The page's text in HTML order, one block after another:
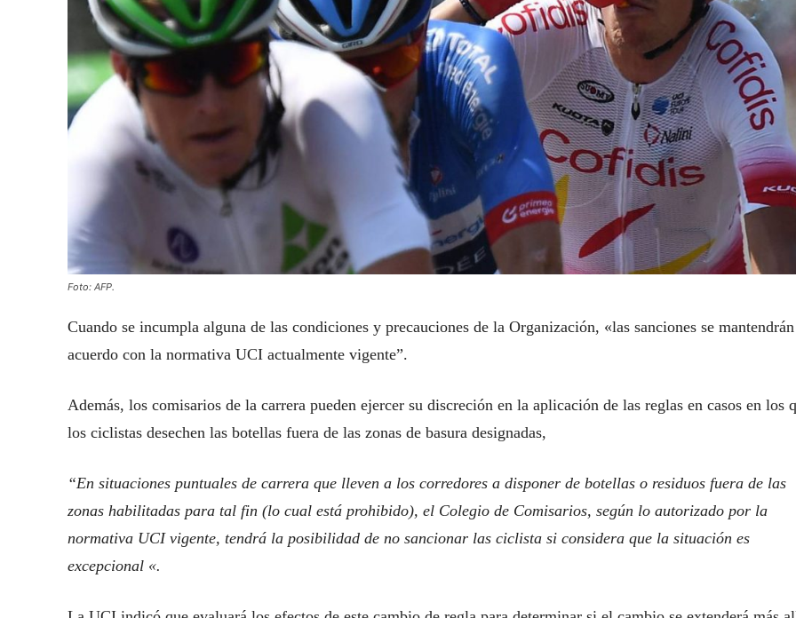
Foto: AFP.
Cuando se incumpla alguna de las condiciones y precauciones de la Organización, «las sanciones se
acuerdo con la normativa UCI actualmente vigente”.
Además, los comisarios de la carrera pueden ejercer su discreción en la aplicación de las reglas en casos en los
los ciclistas desechen las botellas fuera de las zonas de basura designadas,
“En situaciones puntuales de carrera que lleven a los corredores a disponer de botellas o residuos fuera de las
zonas habilitadas para tal fin (lo cual está prohibido), el Colegio de Comisarios, según lo autorizado por la
normativa UCI vigente, tendrá la posibilidad de no sancionar las ciclista si considera que la situación es
excepcional «.